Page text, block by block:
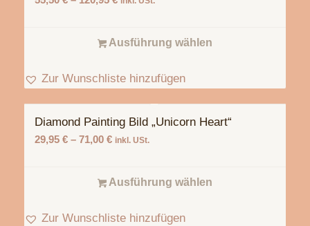
Ausführung wählen
Zur Wunschliste hinzufügen
Diamond Painting Bild „Unicorn Heart“
29,95 €– 71,00 € inkl. USt.
Ausführung wählen
Zur Wunschliste hinzufügen